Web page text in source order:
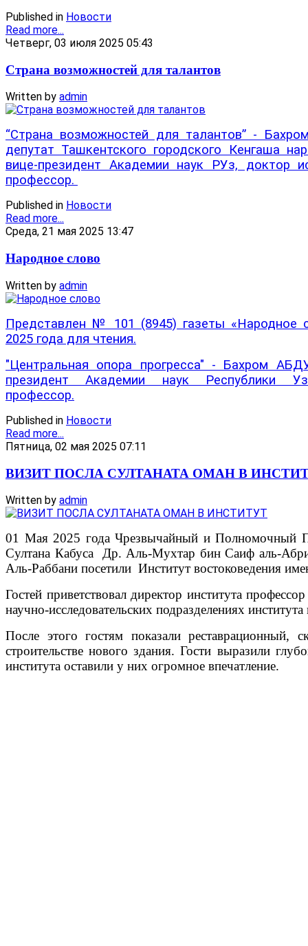
Published in Новости
Read more...
Четверг, 03 июля 2025 05:43
Страна возможностей для талантов
Written by admin
“Страна возможностей для талантов” -
депутат Ташкентского городского Кенгаша
вице-президент Академии наук РУз, доктор
профессор.
Published in Новости
Read more...
Среда, 21 мая 2025 13:47
Народное слово
Written by admin
Представлен № 101 (8945) газеты «Народное
2025 года для чтения.
"Центральная опора прогресса" - Бахром
президент Академии наук Республики
профессор.
Published in Новости
Read more...
Пятница, 02 мая 2025 07:11
ВИЗИТ ПОСЛА СУЛТАНАТА ОМАН В
Written by admin
01 Мая 2025 года Чрезвычайный и Полномочный
Султана Кабуса Др. Аль-Мухтар бин Саиф аль-
Аль-Раббани посетили Институт востоковедения
Гостей приветствовал директор института
научно-исследовательских подразделениях
После этого гостям показали
строительстве нового здания. Гости выразили
института оставили у них огромное впечатление.